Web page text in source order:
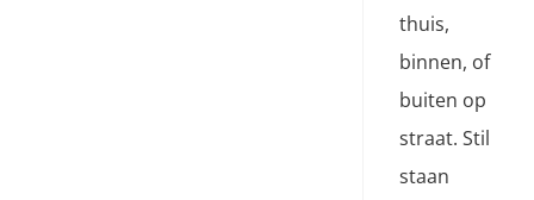
thuis,
binnen, of
buiten op
straat. Stil
staan